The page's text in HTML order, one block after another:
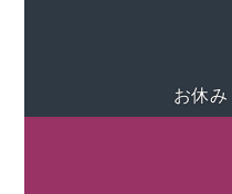
お休み